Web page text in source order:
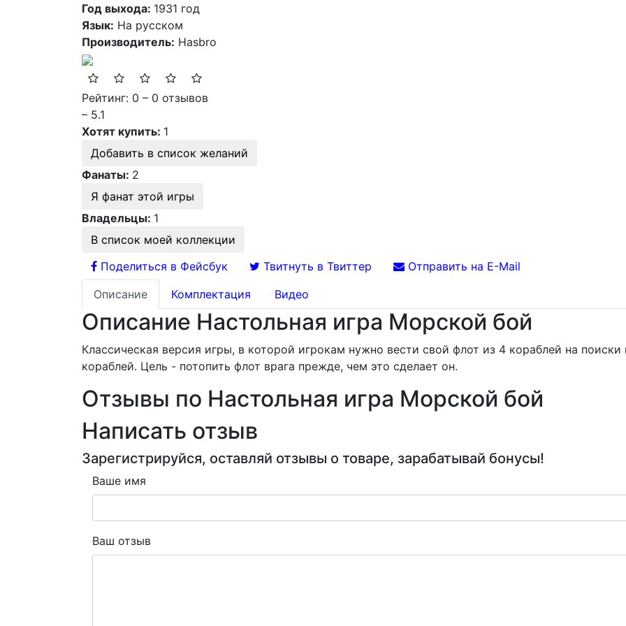
Год выхода: 1931 год
Язык: На русском
Производитель: Hasbro
Рейтинг: 0 – 0 отзывов
– 5.1
Хотят купить: 1
Добавить в список желаний
Фанаты: 2
Я фанат этой игры
Владельцы: 1
В список моей коллекции
Поделиться в Фейсбук
Твитнуть в Твиттер
Отправить на E-Mail
Описание
Комплектация Видео
Описание Настольная игра Морской бой
Классическая версия игры, в которой игрокам нужно вести свой флот из 4 кораблей на
кораблей. Цель - потопить флот врага прежде, чем это сделает он.
Отзывы по Настольная игра Морской бой
Написать отзыв
Зарегистрируйся, оставляй отзывы о товаре, зарабатывай бонусы!
Ваше имя
Ваш отзыв